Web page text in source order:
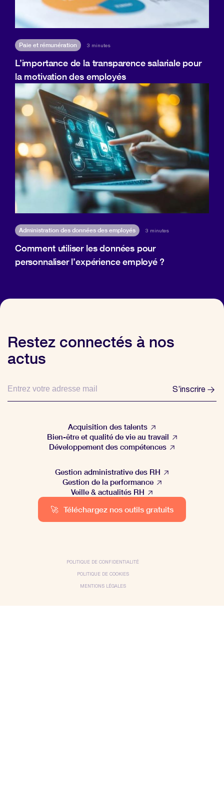
Paie et rémunération 3 minutes
L’importance de la transparence salariale pour
la motivation des employés
Administration des données des employés 3 minutes
Comment utiliser les données pour
personnaliser l’expérience employé ?
Restez connectés à nos
actus
S’inscrire
Acquisition des talents
Bien-être et qualité de vie au travail
Développement des compétences
Gestion administrative des RH
Gestion de la performance
Veille & actualités RH
🚀 Téléchargez nos outils gratuits
POLITIQUE DE CONFIDENTIALITÉ
POLITIQUE DE COOKIES
MENTIONS LÉGALES